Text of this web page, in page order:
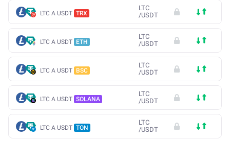
LTC A USDT TRX
LTC
/USDT
LTC A USDT ETH
LTC
/USDT
LTC A USDT BSC
LTC
/USDT
LTC A USDT SOLANA
LTC
/USDT
LTC A USDT TON
LTC
/USDT